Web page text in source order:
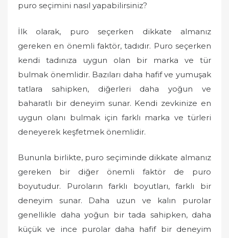
puro seçimini nasıl yapabilirsiniz?
İlk olarak, puro seçerken dikkate almanız
gereken en önemli faktör, tadıdır. Puro seçerken
kendi tadınıza uygun olan bir marka ve tür
bulmak önemlidir. Bazıları daha hafif ve yumuşak
tatlara sahipken, diğerleri daha yoğun ve
baharatlı bir deneyim sunar. Kendi zevkinize en
uygun olanı bulmak için farklı marka ve türleri
deneyerek keşfetmek önemlidir.
Bununla birlikte, puro seçiminde dikkate almanız
gereken bir diğer önemli faktör de puro
boyutudur. Puroların farklı boyutları, farklı bir
deneyim sunar. Daha uzun ve kalın purolar
genellikle daha yoğun bir tada sahipken, daha
küçük ve ince purolar daha hafif bir deneyim